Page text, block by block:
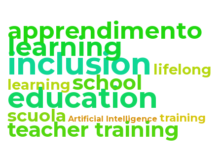
Anno XV
2023 Vol. 1
Anno XIV, Numero 4
2022
Anno XIV, Numero 3
2022
Anno XIV, Numero 2
2022
apprendimento
learning
inclusion lifelong
learningschool
education
scuola Artificial Intelligence training
teacher training